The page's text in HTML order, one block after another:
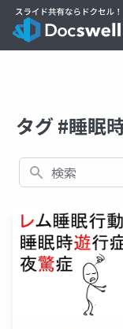
タグ #睡眠
検索